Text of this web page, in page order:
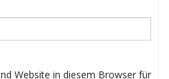
Website in diesem Browser für